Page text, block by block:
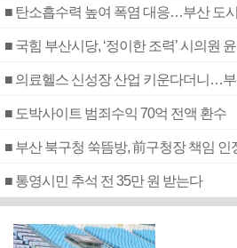
■ 탄소흡수력 높여 폭염 대응…부산 도
■ 의료헬스 신성장 산업 키운다더니…
■ 도박사이트 범죄수익 70억 전액 환수
■ 부산 북구청 쑥뜸방, 前구청장 책임 인
■ 통영시민 추석 전 35만 원 받는다